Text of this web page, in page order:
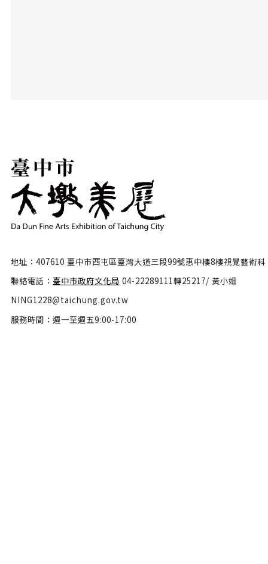
地址：407610 臺中市西屯區臺灣大道三段99號惠中樓8樓視覺藝術科
聯絡電話： 臺中市政府文化局 04-22289111轉25217/ 黃小姐
NING1228@taichung.gov.tw
服務時間：週一至週五9:00-17:00